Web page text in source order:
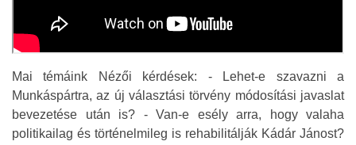
Mai témáink Nézői kérdések: - Lehet-e szavazni a
Munkáspártra, az új választási törvény módosítási javaslat
bevezetése után is? - Van-e esély arra, hogy valaha
politikailag és történelmileg is rehabilitálják Kádár Jánost?